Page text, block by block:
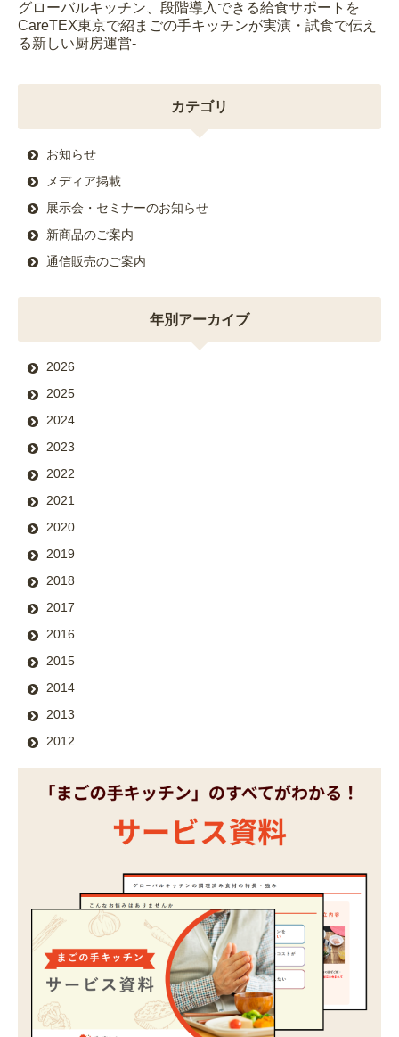
グローバルキッチン、段階導入できる給食サポートを
CareTEX東京で紹まごの手キッチンが実演・試食で伝え
る新しい厨房運営-
カテゴリ
お知らせ
メディア掲載
展示会・セミナーのお知らせ
新商品のご案内
通信販売のご案内
年別アーカイブ
2026
2025
2024
2023
2022
2021
2020
2019
2018
2017
2016
2015
2014
2013
2012